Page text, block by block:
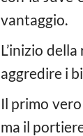
vantaggio.
L’inizio
aggredire i
Il primo
ma il